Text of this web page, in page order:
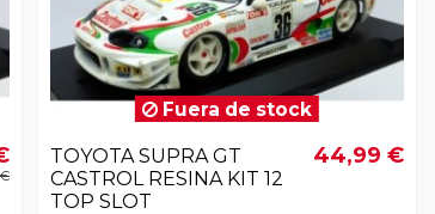
Fuera de stock
TOYOTA SUPRA GT
CASTROL RESINA KIT 12
TOP SLOT
44,99 €